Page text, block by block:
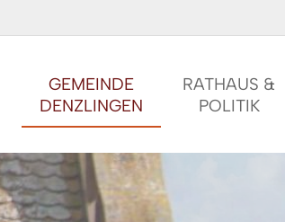
GEMEINDE
DENZLINGEN
RATHAUS &
POLITIK